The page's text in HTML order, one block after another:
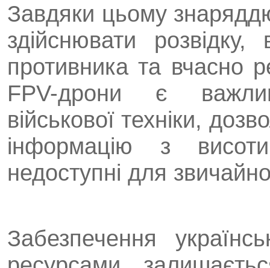
Завдяки цьому
здійснювати розвідку,
противника та вчасно
FPV-дрони є
військової техніки,
інформацію з
недоступні для
Забезпечення